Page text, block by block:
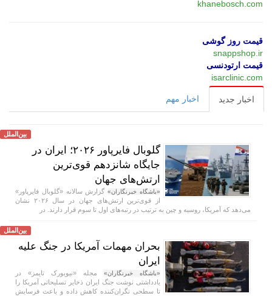
khanebosch.com
قیمت روز گوشی
snappshop.ir
قیمت ارتودنسی
isarclinic.com
اخبار جدید اخبار مهم
بین‌الملل
گلوبال فایرپاور ۲۰۲۶؛ ایران در
جایگاه شانزدهم قوی‌ترین
ارتش‌های جهان
«باشگاه خبرنگاران»گزارش سالانه «گلوبال فایرپاور»
از قوی‌ترین ارتش‌های جهان در سال ۲۰۲۶ نشان
می‌دهد که آمریکا، روسیه و چین به ترتیب در رتبه‌های اول تا سوم قرار دارند. در
بین‌الملل
بحران مهمات آمریکا در جنگ علیه
ایران
«باشگاه خبرنگاران» مجله «نیویورک تایمز» در
یادداشتی نوشت جنگ ایران ذخایر تسلیحاتی آمریکا را
تا سطحی نگران‌کننده کاهش داده و باعث فرسایش